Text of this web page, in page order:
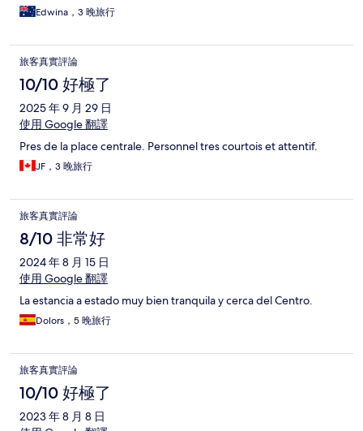
Edwina，3 晚旅行
旅客真實評論
10/10 好極了
2025 年 9 月 29 日
使用 Google 翻譯
Pres de la place centrale. Personnel tres courtois et attentif.
JF，3 晚旅行
旅客真實評論
8/10 非常好
2024 年 8 月 15 日
使用 Google 翻譯
La estancia a estado muy bien tranquila y cerca del Centro.
Dolors，5 晚旅行
旅客真實評論
10/10 好極了
2023 年 8 月 8 日